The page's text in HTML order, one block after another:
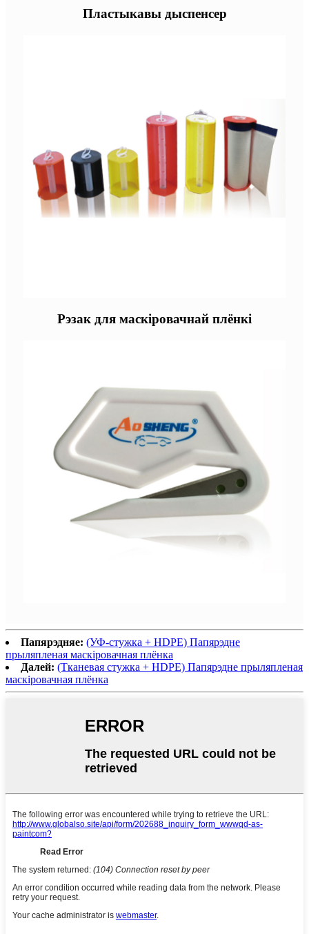
Пластыкавы дыспенсер
Рэзак для маскіровачнай плёнкі
Папярэдняе: (УФ-стужка + HDPE) Папярэдне
прыляпленая маскіровачная плёнка
Далей: (Тканевая стужка + HDPE) Папярэдне прыляпленая
маскіровачная плёнка